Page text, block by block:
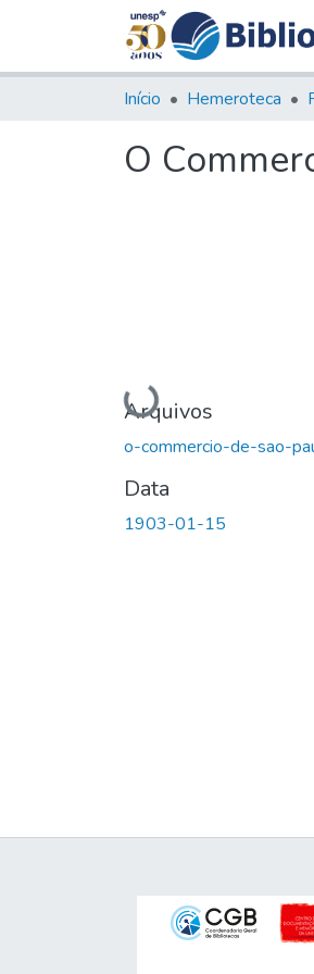
Início Hemeroteca
O
Carregando...
Arquivos
o-commercio-de-sao-
Data
1903-01-15